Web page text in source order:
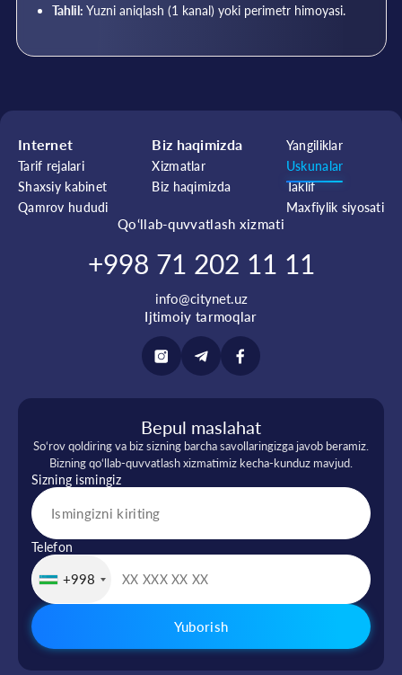
Tahlil: Yuzni aniqlash (1 kanal) yoki perimetr himoyasi.
Internet
Tarif rejalari
Shaxsiy kabinet
Qamrov hududi
Biz haqimizda
Xizmatlar
Biz haqimizda
Yangiliklar
Uskunalar
Taklif
Maxfiylik siyosati
Qo‘llab-quvvatlash xizmati
+998 71 202 11 11
info@citynet.uz
Ijtimoiy tarmoqlar
Bepul maslahat
So‘rov qoldiring va biz sizning barcha savollaringizga javob beramiz.
Bizning qo‘llab-quvvatlash xizmatimiz kecha-kunduz mavjud.
Sizning ismingiz
Telefon
+998
Yuborish